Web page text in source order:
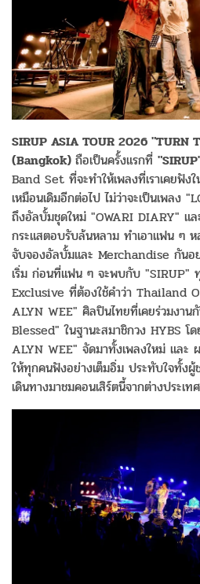
SIRUP ASIA TOUR 2026 "TURN
(Bangkok) ถือเป็นครั้งแรกที่
Band Set ที่จะทำให้เพลงที่เราเคย
เหมือนเดิมอีกต่อไป ไม่ว่าจะเป็นเพลง
ถึงอัลบั้มชุดใหม่ "OWARI DIARY"
กระแสตอบรับล้นหลาม ทำเอาแฟน ๆ
จับจองอัลบั้มและ Merchandise กันอ
เริ่ม ก่อนที่แฟน ๆ จะพบกับ "SIRUP"
Exclusive ที่ต้องใช้คำว่า Thailand
ALYN WEE" ศิลปินไทยที่เคยร่วมงาน
Blessed" ในฐานะสมาชิกวง HYBS โ
ALYN WEE" จัดมาทั้งเพลงใหม่ และ
ให้ทุกคนฟังอย่างเต็มอิ่ม ประทับใจทั้ง
เดินทางมาชมคอนเสิร์ตนี้จากต่างประเทศ